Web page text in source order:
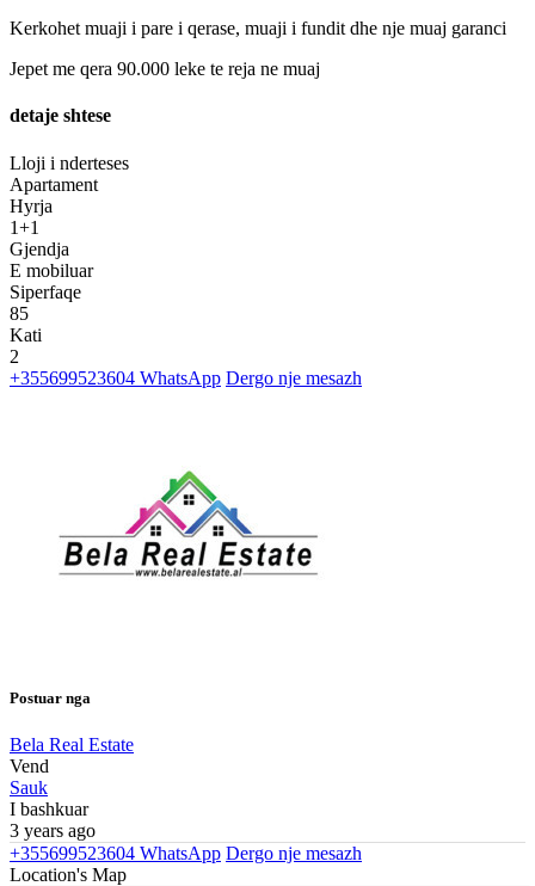
Kerkohet muaji i pare i qerase, muaji i fundit dhe nje muaj garanci
Jepet me qera 90.000 leke te reja ne muaj
detaje shtese
Lloji i nderteses
Apartament
Hyrja
1+1
Gjendja
E mobiluar
Siperfaqe
85
Kati
2
+355699523604 WhatsApp Dergo nje mesazh
Postuar nga
Bela Real Estate
Vend
Sauk
I bashkuar
3 years ago
+355699523604 WhatsApp Dergo nje mesazh
Location's Map